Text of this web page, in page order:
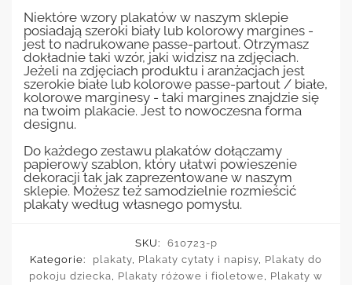
Niektóre wzory plakatów w naszym sklepie
posiadają szeroki biały lub kolorowy margines -
jest to nadrukowane passe-partout. Otrzymasz
dokładnie taki wzór, jaki widzisz na zdjęciach.
Jeżeli na zdjęciach produktu i aranżacjach jest
szerokie białe lub kolorowe passe-partout / białe,
kolorowe marginesy - taki margines znajdzie się
na twoim plakacie. Jest to nowoczesna forma
designu.
Do każdego zestawu plakatów dołączamy
papierowy szablon, który ułatwi powieszenie
dekoracji tak jak zaprezentowane w naszym
sklepie. Możesz też samodzielnie rozmieścić
plakaty według własnego pomysłu.
SKU:
610723-p
Kategorie:
plakaty Plakaty cytaty i napisy Plakaty do
pokoju dziecka
Plakaty różowe i fioletowe
Plakaty w